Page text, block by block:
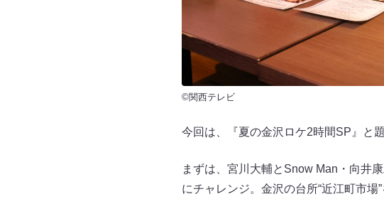
©関西テレビ
今回は、『夏の金沢ロケ2時間SP』と
まずは、宮川大輔とSnow Man・向井
にチャレンジ。金沢の台所“近江町市場